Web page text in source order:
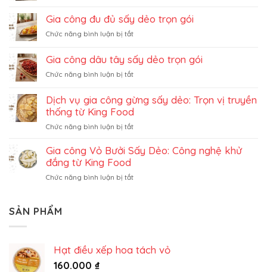
công
dừa
sấy
không
đường
Gia công đu đủ sấy dẻo trọn gói
Chức năng bình luận bị tắtở
công
đu
đủ
dẻo
trọn
gói
Gia công dâu tây sấy dẻo trọn gói
Chức năng bình luận bị tắtở
công
dâu
tây
sấy
trọn
gói
Dịch vụ gia công gừng sấy dẻo: Trọn vị truyền
thống từ King Food
Chức năng bình luận bị tắtở
vụ
gia
gừng
từ
Gia công Vỏ Bưởi Sấy Dẻo: Công nghệ khử
đắng từ King Food
Chức năng bình luận bị tắtở
Công
SẢN PHẨM
Hạt điều xếp hoa tách vỏ
160.000 ₫